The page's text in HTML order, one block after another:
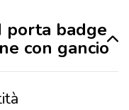
porta badge
con gancio